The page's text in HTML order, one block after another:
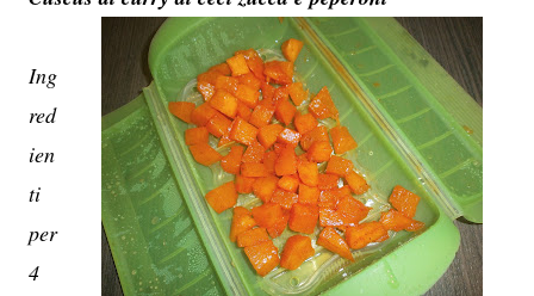
Ing
red
ien
ti
per
4